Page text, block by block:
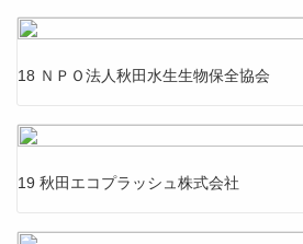
18 ＮＰＯ法人秋田水生生物保全協会
19 秋田エコプラッシュ株式会社